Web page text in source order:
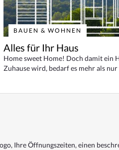
BAUEN & WOHNEN
Alles für Ihr Haus
Home sweet Home! Doch damit ein
Zuhause wird, bedarf es mehr als
Ihre Öffnungszeiten, einen